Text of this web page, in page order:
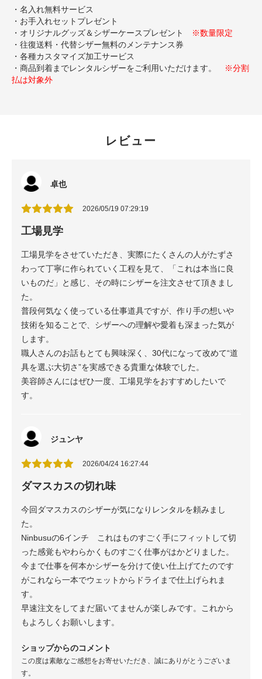
・名入れ無料サービス
・お手入れセットプレゼント
・オリジナルグッズ＆シザーケースプレゼント
※数量限定
・往復送料・代替シザー無料のメンテナンス券
・各種カスタマイズ加工サービス
・商品到着までレンタルシザーをご利用いただけます。
※分割
払は対象外
レビュー
卓也
2026/05/19 07:29:19
工場見学
工場見学をさせていただき、実際にたくさんの人がたずさ
わって丁寧に作られていく工程を見て、「これは本当に良
いものだ」と感じ、その時にシザーを注文させて頂きまし
た。
普段何気なく使っている仕事道具ですが、作り手の想いや
技術を知ることで、シザーへの理解や愛着も深まった気が
します。
職人さんのお話もとても興味深く、30代になって改めて“道
具を選ぶ大切さ”を実感できる貴重な体験でした。
美容師さんにはぜひ一度、工場見学をおすすめしたいで
す。
ジュンヤ
2026/04/24 16:27:44
ダマスカスの切れ味
今回ダマスカスのシザーが気になりレンタルを頼みまし
た。
Ninbusuの6インチ これはものすごく手にフィットして切
った感覚もやわらかくものすごく仕事がはかどりました。
今まで仕事を何本かシザーを分けて使い仕上げてたのです
がこれなら一本でウェットからドライまで仕上げられま
す。
早速注文をしてまだ届いてませんが楽しみです。これから
もよろしくお願いします。
ショップからのコメント
この度は素敵なご感想をお寄せいただき、誠にありがとうございま
す。